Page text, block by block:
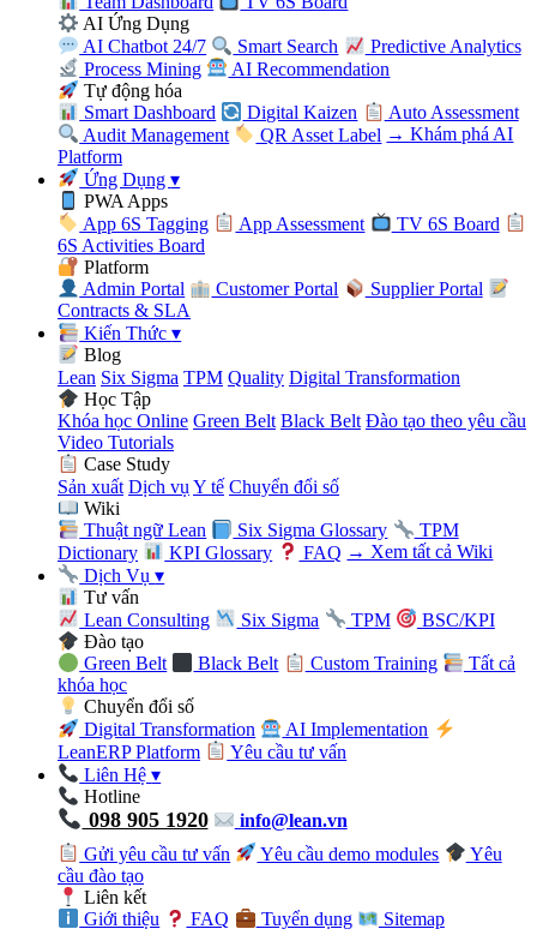
AI Ứng Dụng
AI Chatbot 24/7
Smart Search
Predictive Analytics
Process Mining
AI Recommendation
Tự động hóa
Smart Dashboard
Digital Kaizen
Auto Assessment
Audit Management
QR Asset Label → Khám phá AI
Platform
Ứng Dụng▾
PWA Apps
App 6S Tagging
App Assessment
TV 6S Board
6S Activities Board
Platform
Admin Portal
Customer Portal
Supplier Portal
Contracts & SLA
Kiến Thức▾
Blog
Lean Six Sigma TPM Quality Digital Transformation
Học Tập
Khóa học Online Green Belt Black Belt Đào tạo theo yêu cầu
Video Tutorials
Case Study
Sản xuất Dịch vụ Y tế Chuyển đổi số
Wiki
Thuật ngữ Lean
Six Sigma Glossary
TPM
Dictionary
KPI Glossary FAQ → Xem tất cả Wiki
Dịch Vụ▾
Tư vấn
Lean Consulting
Six Sigma TPM
BSC/KPI
Đào tạo
Green Belt
Black Belt Custom Training
Tất cả
khóa học
Chuyển đổi số
Digital Transformation
AI Implementation
LeanERP Platform
Yêu cầu tư vấn
Liên Hệ▾
Hotline
098 905 1920
info@lean.vn
Gửi yêu cầu tư vấn
Yêu cầu demo modules
Yêu
cầu đào tạo
Liên kết
Giới thiệu
FAQ Tuyển dụng
Sitemap